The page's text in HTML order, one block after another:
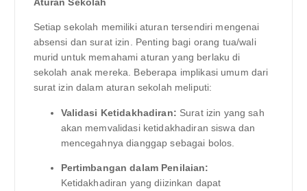
Aturan Sekolah
Setiap sekolah memiliki aturan tersendiri mengenai
absensi dan surat izin. Penting bagi orang tua/wali
murid untuk memahami aturan yang berlaku di
sekolah anak mereka. Beberapa implikasi umum dari
surat izin dalam aturan sekolah meliputi:
Validasi Ketidakhadiran: Surat izin yang sah
akan memvalidasi ketidakhadiran siswa dan
mencegahnya dianggap sebagai bolos.
Pertimbangan dalam Penilaian:
Ketidakhadiran yang diizinkan dapat